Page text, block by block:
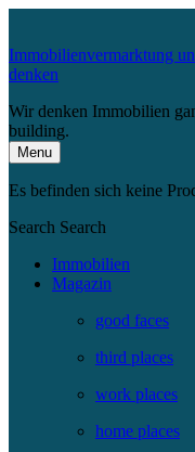
Immobilienvermarktung
denken
Wir denken Immobilien
building.
Menu
Es befinden sich keine
Search Search
Immobilien
Magazin
good faces
third places
work places
home places